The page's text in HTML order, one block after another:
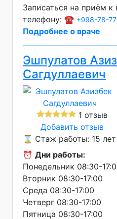
Записаться на приём
телефону: ☎️ +998-78-
Подробнее о враче
Эшпулатов
Сагдуллаевич
1 отзыв
Добавить отзыв
⌛ Стаж работы: 15 лет
⏰ Дни работы:
Понедельник 08:30-
Вторник 08:30-17:00
Среда 08:30-17:00
Четверг 08:30-17:00
Пятница 08:30-17:00